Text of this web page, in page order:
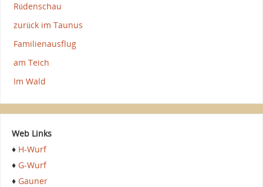
Rüdenschau
zurück im Taunus
Familienausflug
am Teich
Im Wald
Web Links
♦ H-Wurf
♦ G-Wurf
♦ Gauner